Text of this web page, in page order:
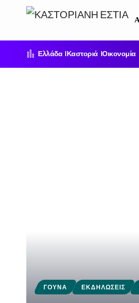
Ελλάδα Καστοριά Οικονομία
ΓΟΎΝΑ ΕΚΔΗΛΏΣΕΙΣ